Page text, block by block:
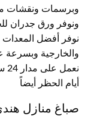
وبرسمات ونقشات
ونوفر ورق جدران
نوفر أفضل المعدات
والخارجية وبسرعة
أيام الحظر أيضاً
صباغ منازل